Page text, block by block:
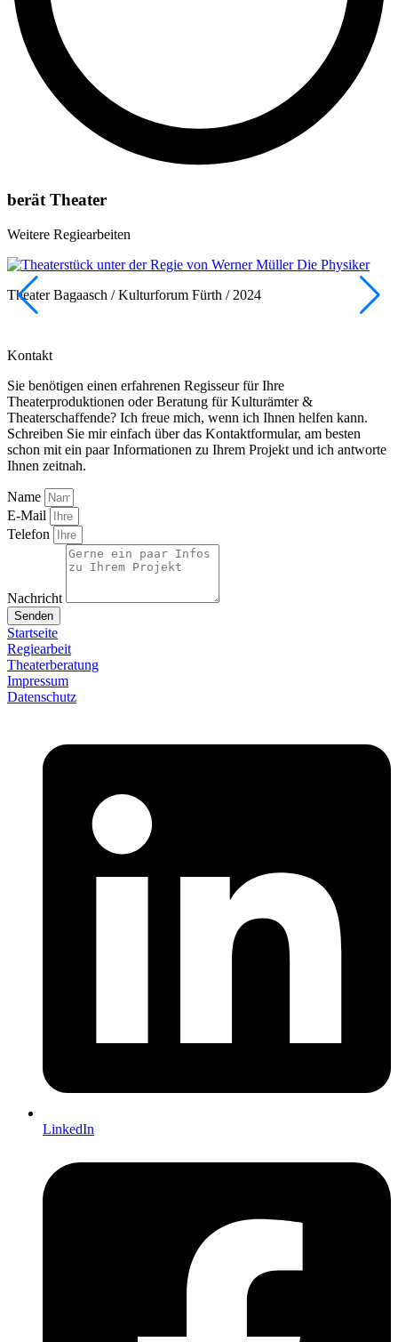
berät Theater
Weitere Regiearbeiten
Die Physiker
Theater Bagaasch / Kulturforum Fürth / 2024
Kontakt
Sie benötigen einen erfahrenen Regisseur für Ihre
Theaterproduktionen oder Beratung für Kulturämter &
Theaterschaffende? Ich freue mich, wenn ich Ihnen helfen kann.
Schreiben Sie mir einfach über das Kontaktformular, am besten
schon mit ein paar Informationen zu Ihrem Projekt und ich antworte
Ihnen zeitnah.
Name
E-Mail
Telefon
Nachricht
Senden
Startseite
Regiearbeit
Theaterberatung
Impressum
Datenschutz
LinkedIn